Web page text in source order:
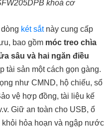
khoá cơ
dòng két sắtnày cung cấp
bao gồm móc treo chìa
sâu và hai ngăn điều
tài sản một cách gọn gàng.
như CMND, hộ chiếu, sổ
vệ hợp đồng, tài liệu kế
Giữ an toàn cho USB, ổ
hỏa hoạn và ngập nước